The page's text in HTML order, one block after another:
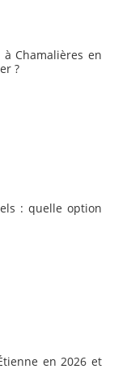
Chamalières en
?
: quelle option
en 2026 et